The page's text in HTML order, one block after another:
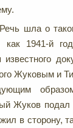
шла о
как 1941-й
известного
Жуковым и
Жуков
в сторону,